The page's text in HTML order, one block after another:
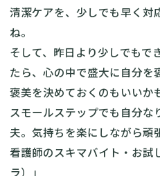
清潔ケアを、少しでも早く対
ね。
そして、昨日より少しでもで
たら、心の中で盛大に自分を
褒美を決めておくのもいいか
スモールステップでも自分な
夫。気持ちを楽にしながら頑
看護師のスキマバイト・お試
ラ）」